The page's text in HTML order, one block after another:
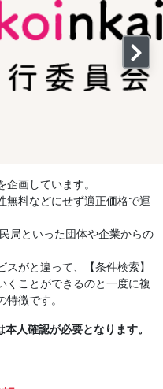
企画しています。
無料などにせず適正価格で運
局といった団体や企業からの
がと違って、【条件検索】
くことができるのと一度に複
徴です。
人確認が必要となります。